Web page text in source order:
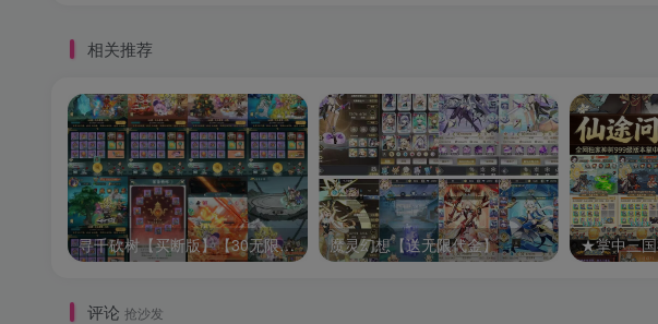
相关推荐
寻千砍树【买断版】【30无限代金】 魔灵幻想【送无限代金】
评论 抢沙发